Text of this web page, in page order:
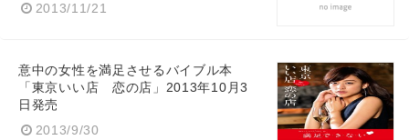
2013/11/21
意中の女性を満足させるバイブル本
「東京いい店 恋の店」2013年10月3
日発売
2013/9/30